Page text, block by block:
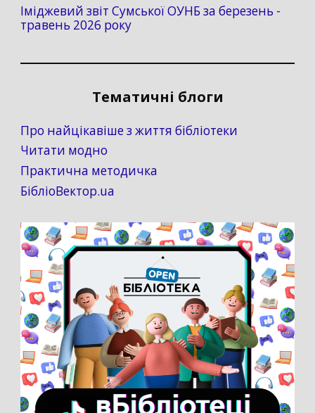
Іміджевий звіт Сумської ОУНБ за березень -
травень 2026 року
Тематичні блоги
Про найцікавіше з життя бібліотеки
Читати модно
Практична методичка
БібліоВектор.ua